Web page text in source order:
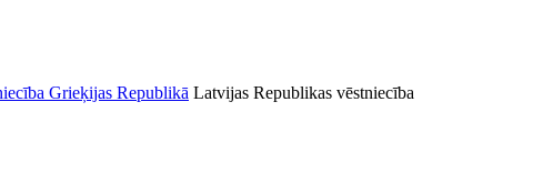
Latvijas Republikas vēstniecība